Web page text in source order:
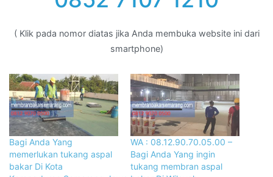
( Klik pada nomor diatas jika Anda membuka website ini dari
smartphone)
Bagi Anda Yang
memerlukan tukang aspal
bakar Di Kota
WA : 08.12.90.70.05.00 –
Bagi Anda Yang ingin
tukang membran aspal